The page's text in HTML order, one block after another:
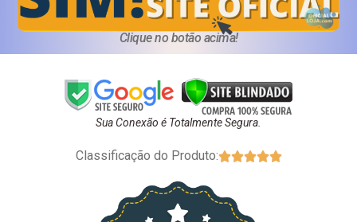
Clique no botão acima!
Sua Conexão é Totalmente Segura.
Classificação do Produto: